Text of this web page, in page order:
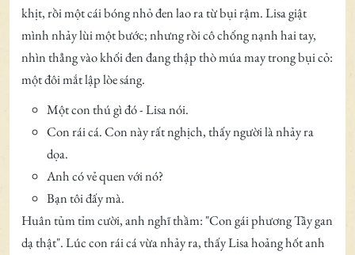
khịt, rồi một cái bóng nhỏ đen lao ra từ bụi rậm. Lisa giật
mình nhảy lùi một bước; nhưng rồi cô chống nạnh hai tay,
nhìn thẳng vào khối đen đang thập thò múa may trong bụi cỏ:
một đôi mắt lập lòe sáng.
Một con thú gì đó - Lisa nói.
Con rái cá. Con này rất nghịch, thấy người là nhảy ra
dọa.
Anh có vẻ quen với nó?
Bạn tôi đấy mà.
Huân tủm tỉm cười, anh nghĩ thầm: "Con gái phương Tây gan
dạ thật". Lúc con rái cá vừa nhảy ra, thấy Lisa hoảng hốt anh